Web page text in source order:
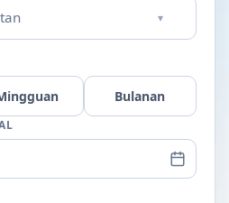
▾
Bulanan